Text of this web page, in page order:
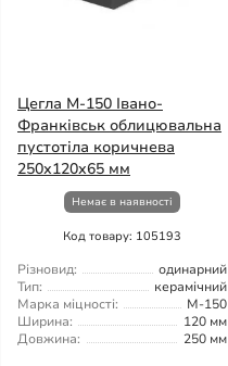
Цегла М-150 Івано-
Франківськ облицювальна
пустотіла коричнева
250х120х65 мм
Немає в наявності
Код товару: 105193
Різновид:
одинарний
Тип:
керамічний
Марка міцності:
М-150
Ширина:
120 мм
Довжина:
250 мм